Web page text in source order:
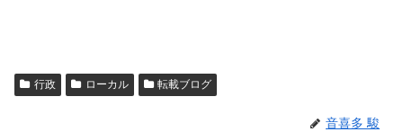
行政 ローカル 転載ブログ
音喜多 駿